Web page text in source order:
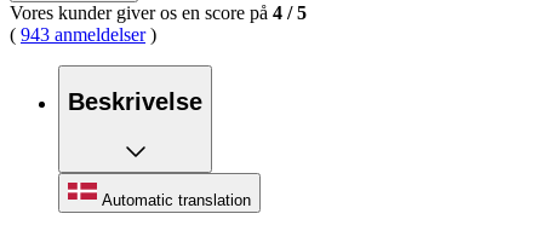
Vores kunder giver os en score på 4 /5
( 943 anmeldelser)
Beskrivelse
Automatic translation